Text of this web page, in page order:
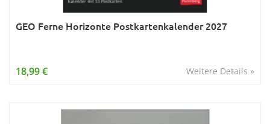
GEO Ferne Horizonte Postkartenkalender 2027
Weitere Details »
18,99 €